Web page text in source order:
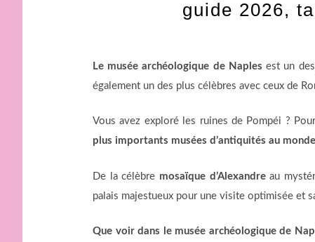
guide 2026,
Le musée archéologique de Naples est un
également un des plus célèbres avec ceux de
Vous avez exploré les ruines de Pompéi ?
plus importants musées d’antiquités au monde
De la célèbre mosaïque d’Alexandreau
palais majestueux pour une visite optimisée et
Que voir dans le musée archéologique de